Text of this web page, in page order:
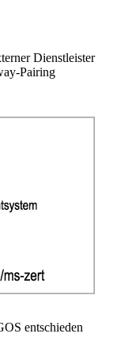
Dienstleister
Pairing
entschieden